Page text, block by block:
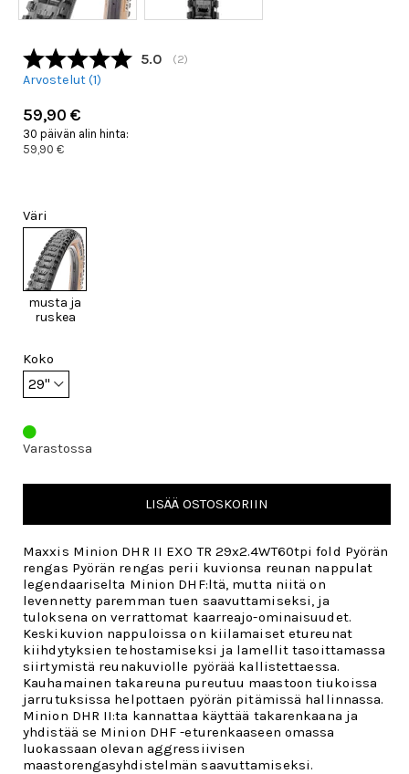
Keskimääräinen luokitus:
5.0 (äänet:
2)
Arvostelut (1)
59,90 €
30 päivän alin hinta:
59,90 €
Väri
musta ja
ruskea
Koko
Varastossa
LISÄÄ OSTOSKORIIN
Maxxis Minion DHR II EXO TR 29x2.4WT60tpi fold Pyörän
rengas Pyörän rengas perii kuvionsa reunan nappulat
legendaariselta Minion DHF:ltä, mutta niitä on
levennetty paremman tuen saavuttamiseksi, ja
tuloksena on verrattomat kaarreajo-ominaisuudet.
Keskikuvion nappuloissa on kiilamaiset etureunat
kiihdytyksien tehostamiseksi ja lamellit tasoittamassa
siirtymistä reunakuviolle pyörää kallistettaessa.
Kauhamainen takareuna pureutuu maastoon tiukoissa
jarrutuksissa helpottaen pyörän pitämissä hallinnassa.
Minion DHR II:ta kannattaa käyttää takarenkaana ja
yhdistää se Minion DHF -eturenkaaseen omassa
luokassaan olevan aggressiivisen
maastorengasyhdistelmän saavuttamiseksi.